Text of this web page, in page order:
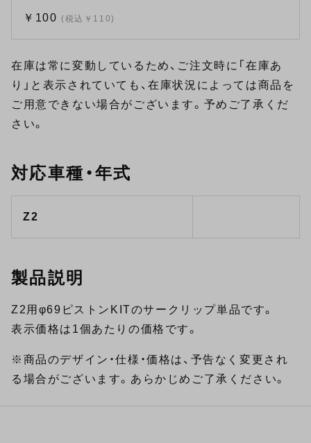
￥100 (税込￥110)
在庫は常に変動しているため、ご注文時に「在庫あ
り」と表示されていても、在庫状況によっては商品を
ご用意できない場合がございます。予めご了承くだ
さい。
対応車種・年式
Z2
製品説明
Z2用φ69ピストンKITのサークリップ単品です。
表示価格は1個あたりの価格です。
※商品のデザイン・仕様・価格は、予告なく変更され
る場合がございます。あらかじめご了承ください。